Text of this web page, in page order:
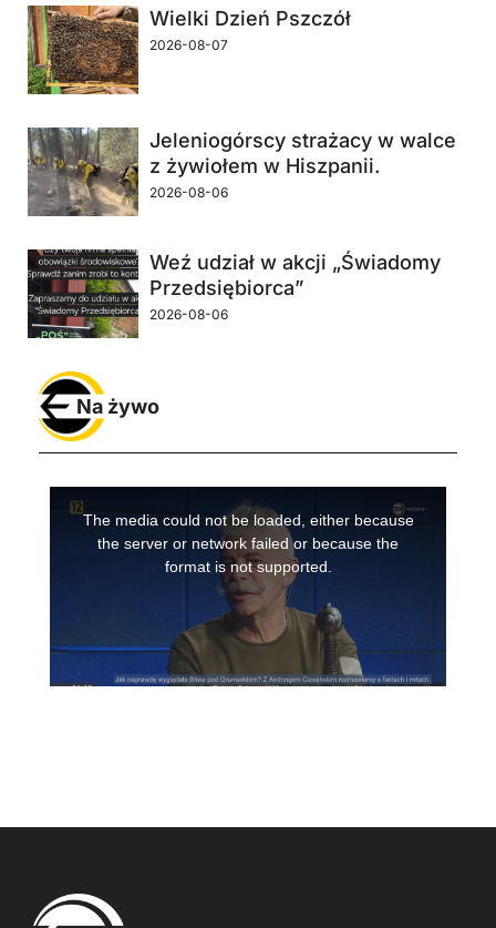
Wielki Dzień Pszczół
2026-08-07
Jeleniogórscy strażacy w walce
z żywiołem w Hiszpanii.
2026-08-06
Weź udział w akcji „Świadomy
Przedsiębiorca”
2026-08-06
Na żywo